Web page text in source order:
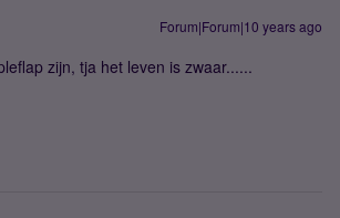
Forum|Forum|10 years ago
zijn, tja het leven is zwaar......